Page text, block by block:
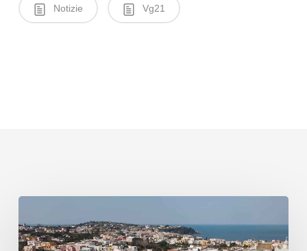
Notizie Vg21